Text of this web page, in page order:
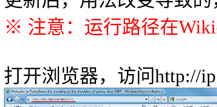
※ 注意：运行路径在
打开浏览器，访问http://